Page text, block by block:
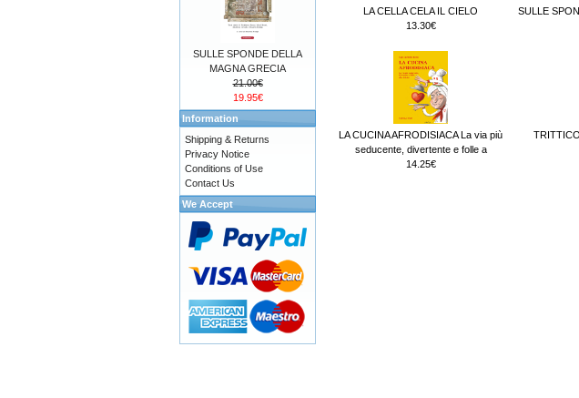
LA CELLA CELA IL CIELO
13.30€
SULLE
LA CUCINA AFRODISIACA La via più
seducente, divertente e folle a
14.25€
SULLE SPONDE DELLA
MAGNA GRECIA
21.00€
19.95€
Information
Shipping & Returns
Privacy Notice
Conditions of Use
Contact Us
We Accept